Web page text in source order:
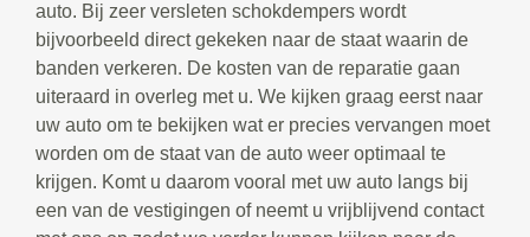
auto. Bij zeer versleten schokdempers wordt
bijvoorbeeld direct gekeken naar de staat waarin de
banden verkeren. De kosten van de reparatie gaan
uiteraard in overleg met u. We kijken graag eerst naar
uw auto om te bekijken wat er precies vervangen moet
worden om de staat van de auto weer optimaal te
krijgen. Komt u daarom vooral met uw auto langs bij
een van de vestigingen of neemt u vrijblijvend contact